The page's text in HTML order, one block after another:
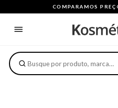
COMPARAMOS